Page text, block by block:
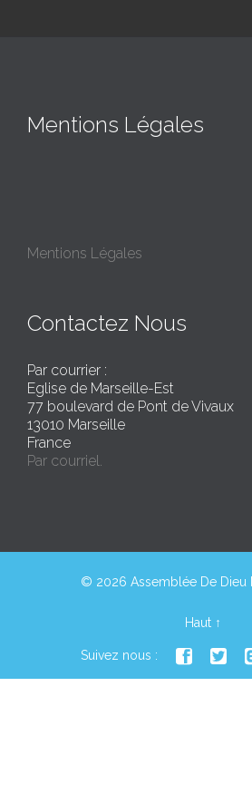
Mentions Légales
Mentions Légales
Contactez Nous
Par courrier :
Eglise de Marseille-Est
77 boulevard de Pont de Vivaux
13010 Marseille
France
Par courriel.
© 2026 Assemblée De Dieu
Haut ↑
Suivez nous :  